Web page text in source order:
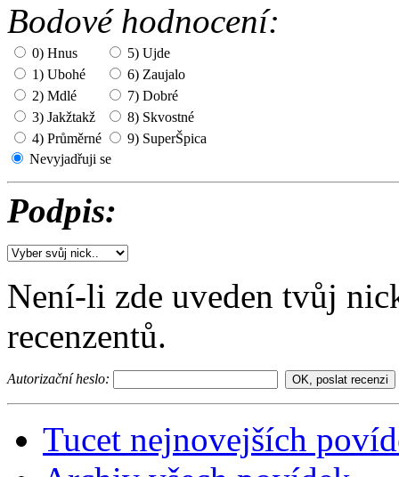
Bodové hodnocení:
0) Hnus
5) Ujde
1) Ubohé
6) Zaujalo
2) Mdlé
7) Dobré
3) Jakžtakž
8) Skvostné
4) Průměrné
9) SuperŠpica
Nevyjadřuji se
Podpis:
Není-li zde uveden tvůj
recenzentů.
Autorizační heslo:
Tucet nejnovejších